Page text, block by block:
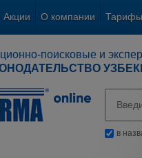
Акции О компании Тарифы
поисковые и
в